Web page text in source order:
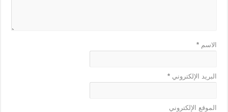
الاسم*
البريد الإلكتروني*
الموقع الإلكتروني